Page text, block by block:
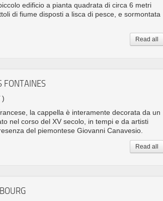
edificio a pianta quadrata di circa 6 metri
di fiume disposti a lisca di pesce, e sormontata
Read all
FONTAINES
)
la cappella è interamente decorata da un
nel corso del XV secolo, in tempi e da artisti
del piemontese Giovanni Canavesio.
Read all